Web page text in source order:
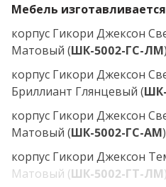
Мебель
корпус Гикори Джексон
Матовый (ШК-5002-ГС-ЛМ
корпус Гикори Джексон
Бриллиант Глянцевый (
корпус Гикори Джексон
Матовый (ШК-5002-ГС-АМ
корпус Гикори Джексон
Матовый (ШК-5002-ГТ-ЛМ